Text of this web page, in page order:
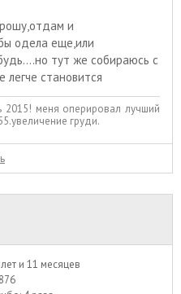
и
одела еще,или
тут же собираюсь с
становится
2015! меня оперировал лучший
груди.
и 11 месяцев